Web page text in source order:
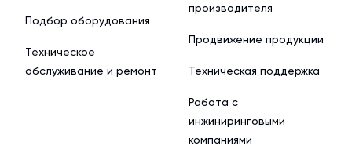
Подбор оборудования
Техническое
обслуживание и ремонт
производителя
Продвижение продукции
Техническая поддержка
Работа с
инжиниринговыми
компаниями